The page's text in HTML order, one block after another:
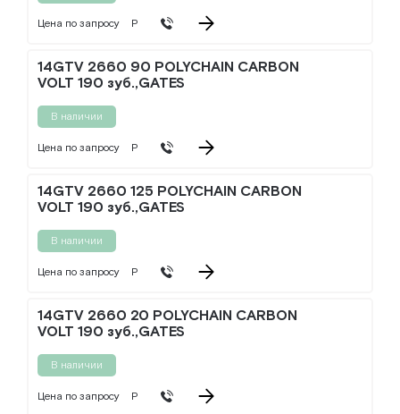
Цена по запросу Р
14GTV 2660 90 POLYCHAIN CARBON
VOLT 190 зуб.,GATES
В наличии
Цена по запросу Р
14GTV 2660 125 POLYCHAIN CARBON
VOLT 190 зуб.,GATES
В наличии
Цена по запросу Р
14GTV 2660 20 POLYCHAIN CARBON
VOLT 190 зуб.,GATES
В наличии
Цена по запросу Р